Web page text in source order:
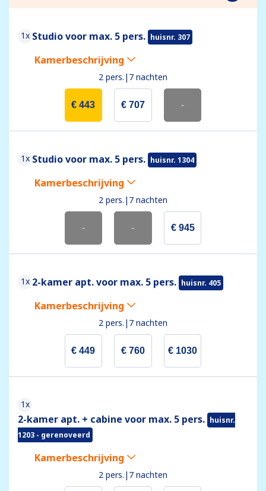
1x Studio voor max. 5 pers. huisnr. 307
Kamerbeschrijving
2 pers. | 7 nachten
€ 443 € 707 -
1x Studio voor max. 5 pers. huisnr. 1304
Kamerbeschrijving
2 pers. | 7 nachten
- - € 945
1x 2-kamer apt. voor max. 5 pers. huisnr. 405
Kamerbeschrijving
2 pers. | 7 nachten
€ 449 € 760 € 1030
1x
2-kamer apt. + cabine voor max. 5 pers. huisnr.
1203 - gerenoveerd
Kamerbeschrijving
2 pers. | 7 nachten